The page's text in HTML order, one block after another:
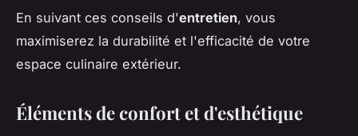
En suivant ces conseils d'entretien, vous
maximiserez la durabilité et l'efficacité de votre
espace culinaire extérieur.
Éléments de confort et d'esthétique